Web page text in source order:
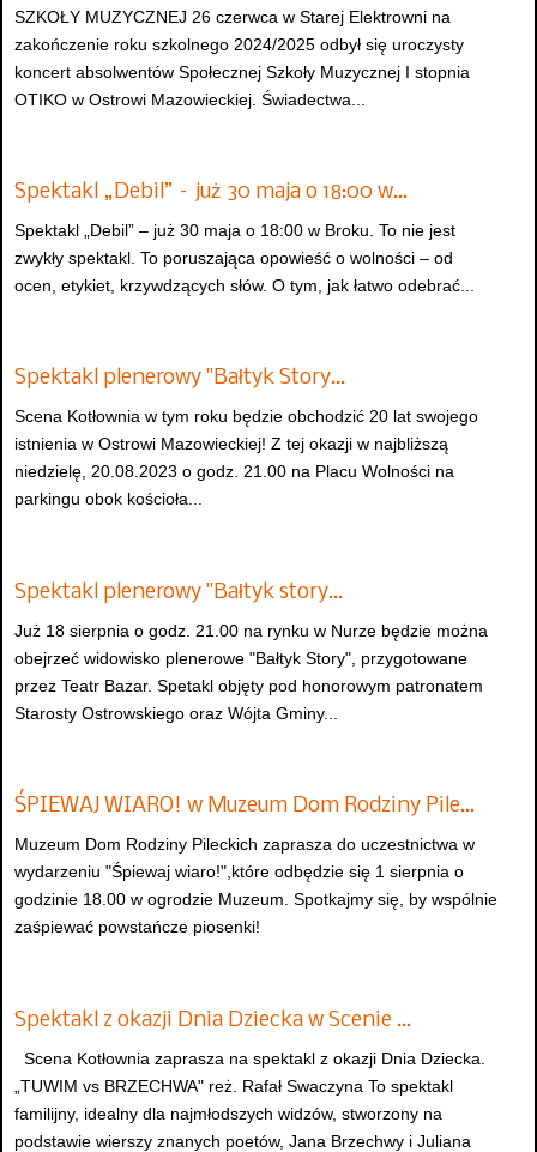
SZKOŁY MUZYCZNEJ 26 czerwca w Starej Elektrowni na
zakończenie roku szkolnego 2024/2025 odbył się uroczysty
koncert absolwentów Społecznej Szkoły Muzycznej I stopnia
OTIKO w Ostrowi Mazowieckiej. Świadectwa...
Spektakl „Debil” – już 30 maja o 18:00 w…
Spektakl „Debil” – już 30 maja o 18:00 w Broku. To nie jest
zwykły spektakl. To poruszająca opowieść o wolności – od
ocen, etykiet, krzywdzących słów. O tym, jak łatwo odebrać...
Spektakl plenerowy "Bałtyk Story…
Scena Kotłownia w tym roku będzie obchodzić 20 lat swojego
istnienia w Ostrowi Mazowieckiej! Z tej okazji w najbliższą
niedzielę, 20.08.2023 o godz. 21.00 na Placu Wolności na
parkingu obok kościoła...
Spektakl plenerowy "Bałtyk story…
Już 18 sierpnia o godz. 21.00 na rynku w Nurze będzie można
obejrzeć widowisko plenerowe "Bałtyk Story", przygotowane
przez Teatr Bazar. Spetakl objęty pod honorowym patronatem
Starosty Ostrowskiego oraz Wójta Gminy...
ŚPIEWAJ WIARO! w Muzeum Dom Rodziny Pile…
Muzeum Dom Rodziny Pileckich zaprasza do uczestnictwa w
wydarzeniu "Śpiewaj wiaro!",które odbędzie się 1 sierpnia o
godzinie 18.00 w ogrodzie Muzeum. Spotkajmy się, by wspólnie
zaśpiewać powstańcze piosenki!
Spektakl z okazji Dnia Dziecka w Scenie …
Scena Kotłownia zaprasza na spektakl z okazji Dnia Dziecka.
„TUWIM vs BRZECHWA" reż. Rafał Swaczyna To spektakl
familijny, idealny dla najmłodszych widzów, stworzony na
podstawie wierszy znanych poetów, Jana Brzechwy i Juliana